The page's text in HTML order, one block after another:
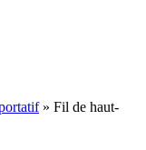
» Fil de haut-